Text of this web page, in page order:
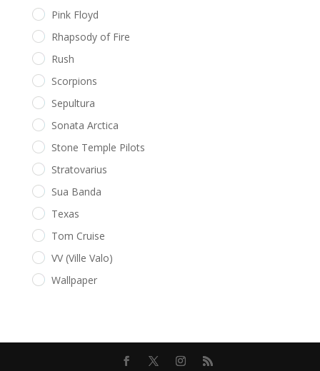
Pink Floyd
Rhapsody of Fire
Rush
Scorpions
Sepultura
Sonata Arctica
Stone Temple Pilots
Stratovarius
Sua Banda
Texas
Tom Cruise
VV (Ville Valo)
Wallpaper